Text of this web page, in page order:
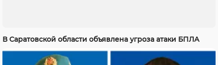
В Саратовской области объявлена угроза атаки БПЛА